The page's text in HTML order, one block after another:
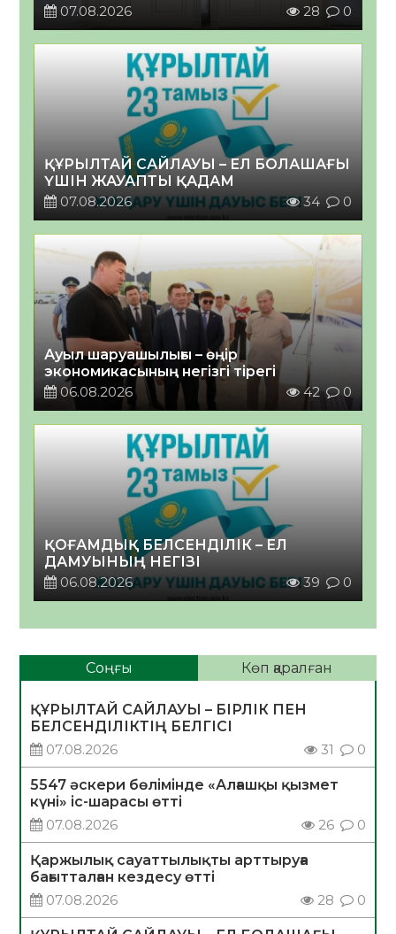
07.08.2026
28 0
ҚҰРЫЛТАЙ САЙЛАУЫ – ЕЛ БОЛАШАҒЫ
ҮШІН ЖАУАПТЫ ҚАДАМ
07.08.2026
34 0
Ауыл шаруашылығы – өңір
экономикасының негізгі тірегі
06.08.2026
42 0
ҚОҒАМДЫҚ БЕЛСЕНДІЛІК – ЕЛ
ДАМУЫНЫҢ НЕГІЗІ
06.08.2026
39 0
Соңғы Көп қаралған
ҚҰРЫЛТАЙ САЙЛАУЫ – БІРЛІК ПЕН
БЕЛСЕНДІЛІКТІҢ БЕЛГІСІ
07.08.2026
31 0
5547 әскери бөлімінде «Алғашқы қызмет
күні» іс-шарасы өтті
07.08.2026
26 0
Қаржылық сауаттылықты арттыруға
бағытталған кездесу өтті
07.08.2026
28 0